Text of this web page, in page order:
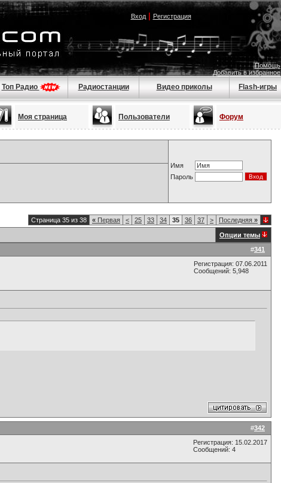
Вход| Регистрация
Помощь
Добавить в избранное
Топ Радио Радиостанции Видео приколы Flash-игры
Моя страница Пользователи Форум
Имя
Пароль
Страница 35 из 38 « Первая < 25 33 34 35 36 37 > Последняя »
Опции темы
#341
Регистрация: 07.06.2011
Сообщений: 5,948
#342
Регистрация: 15.02.2017
Сообщений: 4